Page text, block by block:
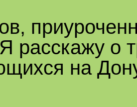
расскажу о
на